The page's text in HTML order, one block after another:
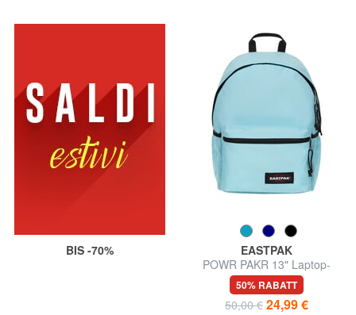
BIS -70%
EASTPAK
POWR PAKR 13" Laptop-
Rucksack
50% RABATT
50,00 € 24,99 €